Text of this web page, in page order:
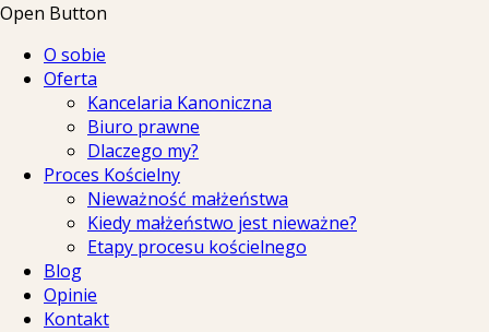
Open Button
O sobie
Oferta
Kancelaria Kanoniczna
Biuro prawne
Dlaczego my?
Proces Kościelny
Nieważność małżeństwa
Kiedy małżeństwo jest nieważne?
Etapy procesu kościelnego
Blog
Opinie
Kontakt